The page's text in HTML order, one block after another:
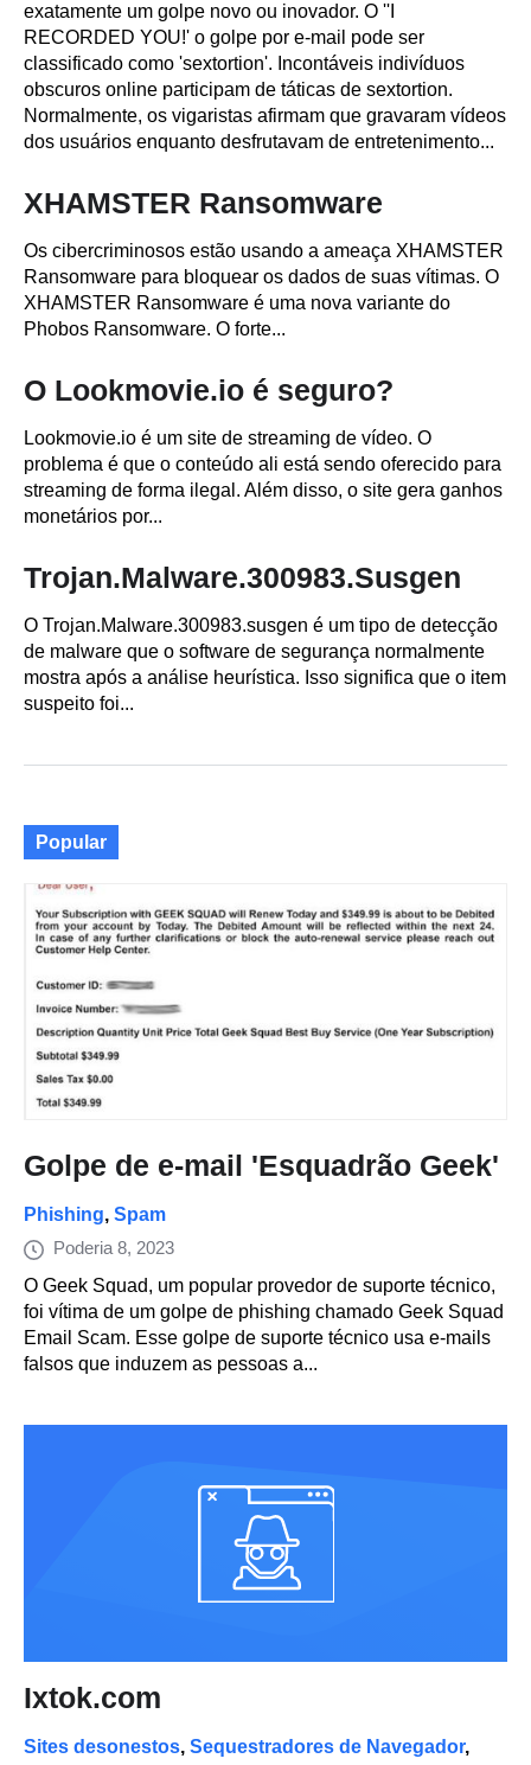
exatamente um golpe novo ou inovador. O ''I
RECORDED YOU!' o golpe por e-mail pode ser
classificado como 'sextortion'. Incontáveis indivíduos
obscuros online participam de táticas de sextortion.
Normalmente, os vigaristas afirmam que gravaram vídeos
dos usuários enquanto desfrutavam de entretenimento...
XHAMSTER Ransomware
Os cibercriminosos estão usando a ameaça XHAMSTER
Ransomware para bloquear os dados de suas vítimas. O
XHAMSTER Ransomware é uma nova variante do
Phobos Ransomware. O forte...
O Lookmovie.io é seguro?
Lookmovie.io é um site de streaming de vídeo. O
problema é que o conteúdo ali está sendo oferecido para
streaming de forma ilegal. Além disso, o site gera ganhos
monetários por...
Trojan.Malware.300983.Susgen
O Trojan.Malware.300983.susgen é um tipo de detecção
de malware que o software de segurança normalmente
mostra após a análise heurística. Isso significa que o item
suspeito foi...
Popular
Golpe de e-mail 'Esquadrão Geek'
Phishing, Spam
Poderia 8, 2023
O Geek Squad, um popular provedor de suporte técnico,
foi vítima de um golpe de phishing chamado Geek Squad
Email Scam. Esse golpe de suporte técnico usa e-mails
falsos que induzem as pessoas a...
Ixtok.com
Sites desonestos, Sequestradores de Navegador,